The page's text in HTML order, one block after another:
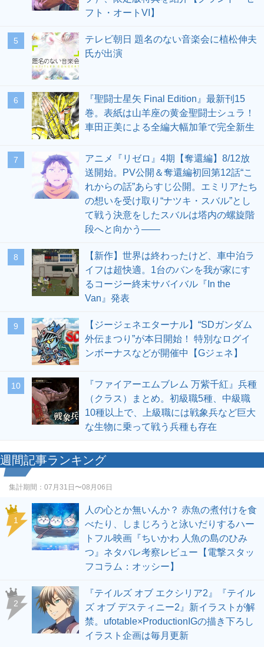
フト・オートVI】
5
テレビ朝日 題名のない音楽会に植松伸夫
氏が出演
6
『聖闘士星矢 Final Edition』最新刊15
巻。表紙は山羊座の黄金聖闘士シュラ！
車田正美による全編大幅加筆で完全新生
7
アニメ『リゼロ』4期【奪還編】8/12放
送開始。PV公開＆奪還編初回第12話“こ
れからの話”あらすじ公開。エミリアたち
の想いを受け取り“ナツキ・スバル”とし
て戦う決意をしたスバルは塔内の螺旋階
段へと向かう――
8
【新作】世界は終わったけど、車中泊ラ
イフは超快適。1台のバンを我が家にす
るコージー終末サバイバル『In the
Van』発表
9
【ジージェネエターナル】“SDガンダム
外伝まつり”が本日開始！ 特別なログイ
ンボーナスなどが開催中【Gジェネ】
10
『ファイアーエムブレム 万紫千紅』兵種
（クラス）まとめ。初級職5種、中級職
10種以上で、上級職には戦象兵など巨大
な生物に乗って戦う兵種も存在
週間記事ランキング
集計期間： 07月31日〜08月06日
1
人の心とか無いんか？ 赤魚の煮付けを食
べたり、しまじろうと泳いだりするハー
トフル映画『ちいかわ 人魚の島のひみ
つ』ネタバレ考察レビュー【電撃スタッ
フコラム：オッシー】
2
『テイルズ オブ エクシリア2』『テイル
ズ オブ デスティニー2』新イラストが解
禁。ufotable×ProductionIGの描き下ろし
イラスト企画は毎月更新